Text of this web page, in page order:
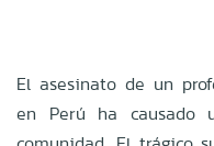
El asesinato de un
en Perú ha causado